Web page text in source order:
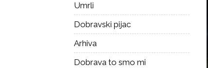
Umrli
Dobravski pijac
Arhiva
Dobrava to smo mi